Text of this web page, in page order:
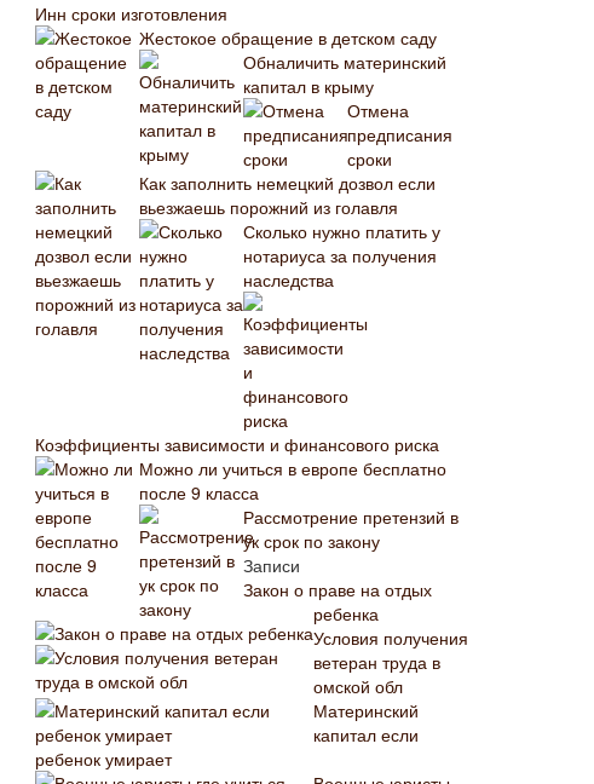
Инн сроки изготовления
Жестокое обращение в детском саду
Обналичить материнский
капитал в крыму
Отмена
предписания
сроки
Как заполнить немецкий дозвол если
вьезжаешь порожний из голавля
Сколько нужно платить у
нотариуса за получения
наследства
Коэффициенты зависимости и финансового риска
Можно ли учиться в европе бесплатно
после 9 класса
Рассмотрение претензий в
ук срок по закону
Записи
Закон о праве на отдых
ребенка
Условия получения
ветеран труда в
омской обл
Материнский
капитал если
ребенок умирает